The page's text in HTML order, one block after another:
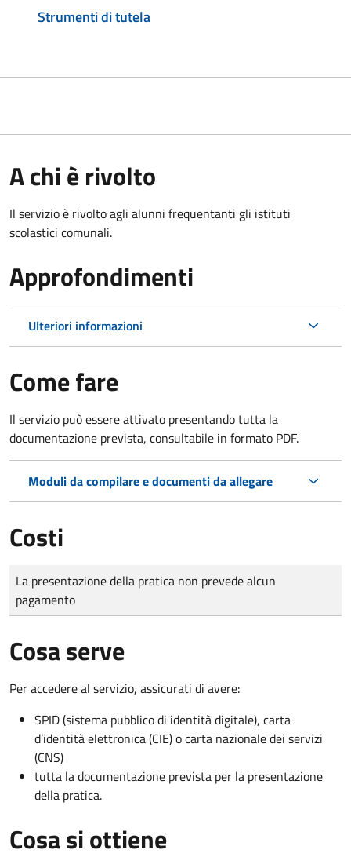
Strumenti di tutela
A chi è rivolto
Il servizio è rivolto agli alunni frequentanti gli istituti
scolastici comunali.
Approfondimenti
Ulteriori informazioni
Come fare
Il servizio può essere attivato presentando tutta la
documentazione prevista, consultabile in formato PDF.
Moduli da compilare e documenti da allegare
Costi
Tipo di pagamento
Importo
La presentazione della pratica non prevede alcun
pagamento
Cosa serve
Per accedere al servizio, assicurati di avere:
SPID (sistema pubblico di identità digitale), carta
d’identità elettronica (CIE) o carta nazionale dei servizi
(CNS)
tutta la documentazione prevista per la presentazione
della pratica.
Cosa si ottiene